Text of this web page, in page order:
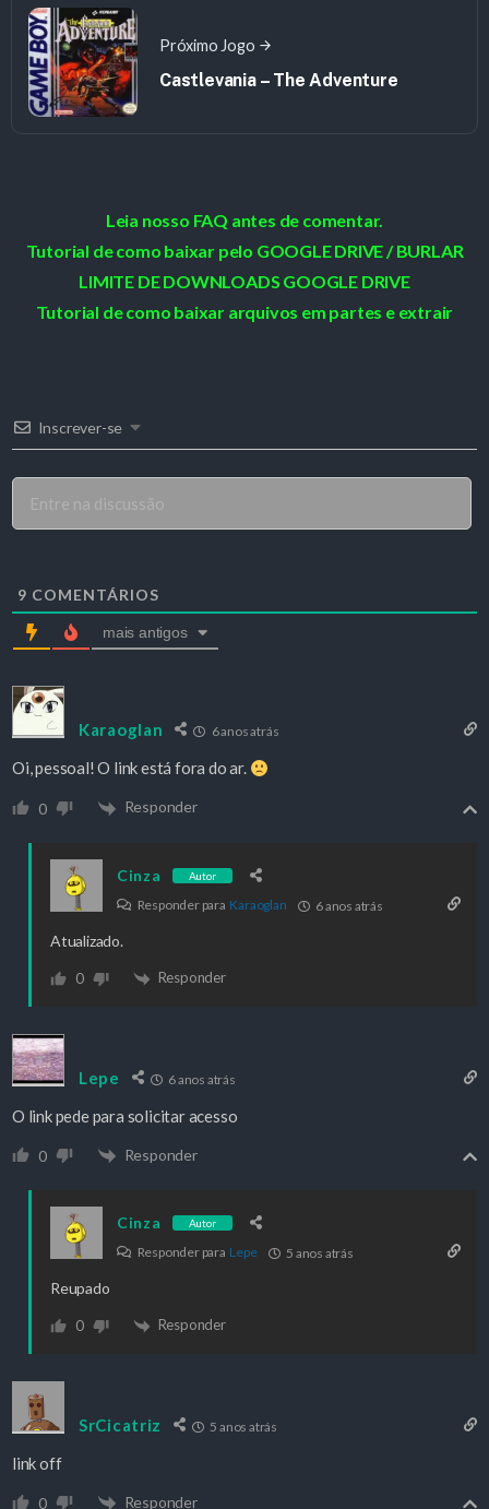
Próximo Jogo
Castlevania – The Adventure
Leia nosso FAQ antes de comentar.
Tutorial de como baixar pelo GOOGLE DRIVE / BURLAR
LIMITE DE DOWNLOADS GOOGLE DRIVE
Tutorial de como baixar arquivos em partes e extrair
Inscrever-se
9 COMENTÁRIOS
mais antigos
Karaoglan 6 anos atrás
Oi, pessoal! O link está fora do ar.
0 Responder
Cinza Autor
Responder para Karaoglan 6 anos atrás
Atualizado.
0 Responder
Lepe 6 anos atrás
O link pede para solicitar acesso
0 Responder
Cinza Autor
Responder para Lepe 5 anos atrás
Reupado
0 Responder
SrCicatriz 5 anos atrás
link off
0 Responder